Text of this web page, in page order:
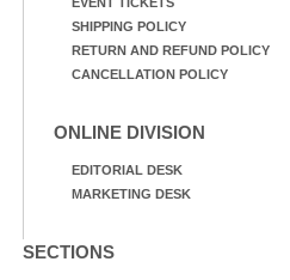
SHIPPING POLICY
RETURN AND REFUND POLICY
CANCELLATION POLICY
ONLINE DIVISION
EDITORIAL DESK
MARKETING DESK
SECTIONS